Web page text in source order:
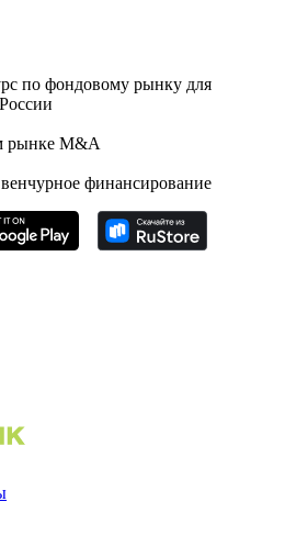
журнал
по фондовому рынку для
рынке M&A